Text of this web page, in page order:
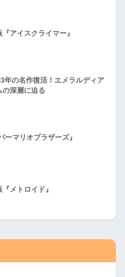
アイスクライマー』
年の名作復活！エメラルディア
の深層に迫る
ーマリオブラザーズ』
メトロイド』